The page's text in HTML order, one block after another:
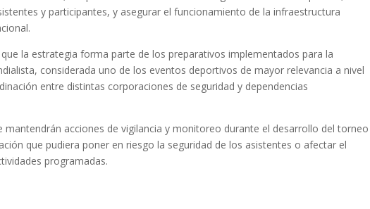
y participantes, y asegurar el funcionamiento de la infraestructura
la estrategia forma parte de los preparativos implementados para la
considerada uno de los eventos deportivos de mayor relevancia a nivel
entre distintas corporaciones de seguridad y dependencias
mantendrán acciones de vigilancia y monitoreo durante el desarrollo del torneo
que pudiera poner en riesgo la seguridad de los asistentes o afectar el
programadas.